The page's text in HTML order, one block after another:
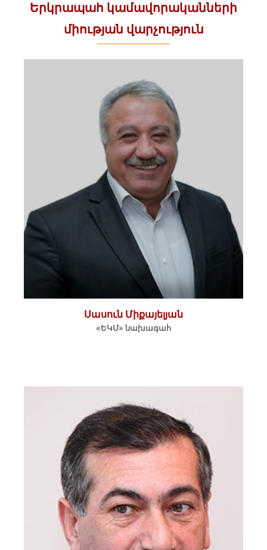
Երկրապահ կամավորականների
միության վարչություն
Սասուն Միքայելյան
«ԵԿՄ» նախագահ